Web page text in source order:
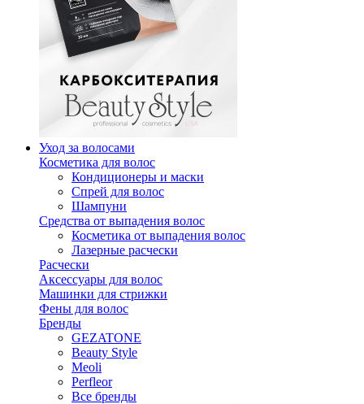
Уход за волосами
Косметика для волос
Кондиционеры и маски
Спрей для волос
Шампуни
Средства от выпадения волос
Косметика от выпадения волос
Лазерные расчески
Расчески
Аксессуары для волос
Машинки для стрижки
Фены для волос
Бренды
GEZATONE
Beauty Style
Meoli
Perfleor
Все бренды